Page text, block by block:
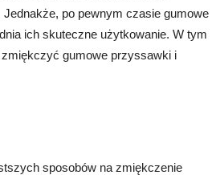
po pewnym czasie gumowe
ich skuteczne użytkowanie. W tym
gumowe przyssawki i
sposobów na zmiękczenie